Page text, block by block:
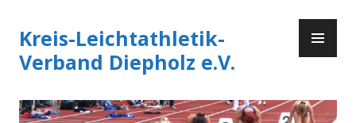
Inhalt
springen
Kreis-Leichtathletik-
Verband Diepholz e.V.